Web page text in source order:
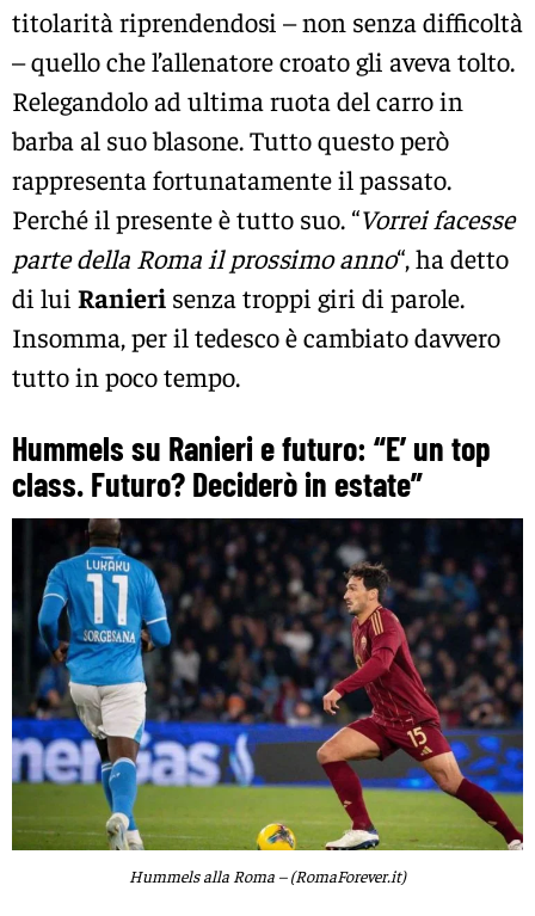
titolarità riprendendosi – non senza difficoltà
– quello che l’allenatore croato gli aveva tolto.
Relegandolo ad ultima ruota del carro in
barba al suo blasone. Tutto questo però
rappresenta fortunatamente il passato.
Perché il presente è tutto suo. “Vorrei facesse
parte della Roma il prossimo anno“, ha detto
di lui Ranieri senza troppi giri di parole.
Insomma, per il tedesco è cambiato davvero
tutto in poco tempo.
Hummels su Ranieri e futuro: “E’ un top
class. Futuro? Deciderò in estate”
Hummels alla Roma – (RomaForever.it)